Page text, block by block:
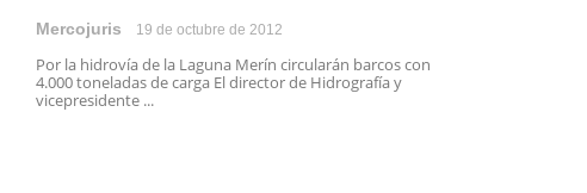
Mercojuris 19 de octubre de 2012
Por la hidrovía de la Laguna Merín circularán barcos con
4.000 toneladas de carga El director de Hidrografía y
vicepresidente ...